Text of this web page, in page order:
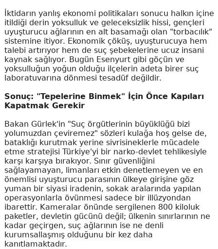
İktidarın yanlış ekonomi politikaları sonucu halkın içine
itildiği derin yoksulluk ve geleceksizlik hissi, gençleri
uyuşturucu ağlarının en alt basamağı olan "torbacılık"
sistemine itiyor. Ekonomik çöküş, uyuşturucuya hem
talebi artırıyor hem de suç şebekelerine ucuz insani
kaynak sağlıyor. Bugün Esenyurt gibi göçün ve
yoksulluğun yoğun olduğu ilçelerin adeta birer suç
laboratuvarına dönmesi tesadüf değildir.
Sonuç: "Tepelerine Binmek" İçin Önce Kapıları
Kapatmak Gerekir
Bakan Gürlek'in "Suç örgütlerinin büyüklüğü bizi
yolumuzdan çeviremez" sözleri kulağa hoş gelse de,
bataklığı kurutmak yerine sivrisineklerle mücadele
etme stratejisi Türkiye'yi bir narko-devlet tehlikesiyle
karşı karşıya bırakıyor. Sınır güvenliğini
sağlayamayan, limanları etkin denetlemeyen ve en
önemlisi uyuşturucu parasının ülkeye girişine göz
yuman bir siyasi iradenin, sokak aralarında yapılan
operasyonlarla övünmesi sadece bir illüzyondan
ibarettir. Kameralar önünde sergilenen 800 kiloluk
paketler, devletin gücünü değil; ülkenin sınırlarının ne
kadar geçirgen, suç ağlarının ise ne denli
kurumsallaşmış olduğunu bir kez daha
kanıtlamaktadır.